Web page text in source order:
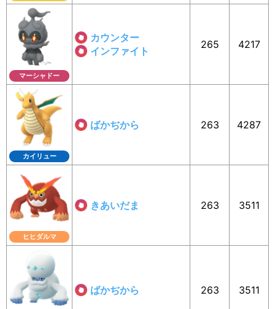
マーシャドー
カウンター
インファイト
265 4217
カイリュー
ばかぢから 263 4287
ヒヒダルマ
きあいだま 263 3511
ばかぢから 263 3511